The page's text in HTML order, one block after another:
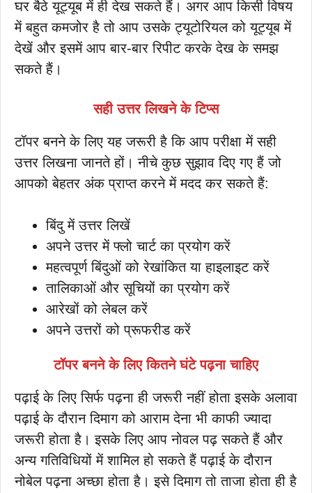
घर बैठे यूट्यूब में ही देख सकते हैं। अगर आप किसी विषय
में बहुत कमजोर है तो आप उसके ट्यूटोरियल को यूट्यूब में
देखें और इसमें आप बार-बार रिपीट करके देख के समझ
सकते हैं।
सही उत्तर लिखने के टिप्स
टॉपर बनने के लिए यह जरूरी है कि आप परीक्षा में सही
उत्तर लिखना जानते हों। नीचे कुछ सुझाव दिए गए हैं जो
आपको बेहतर अंक प्राप्त करने में मदद कर सकते हैं:
बिंदु में उत्तर लिखें
अपने उत्तर में फ्लो चार्ट का प्रयोग करें
महत्वपूर्ण बिंदुओं को रेखांकित या हाइलाइट करें
तालिकाओं और सूचियों का प्रयोग करें
आरेखों को लेबल करें
अपने उत्तरों को प्रूफरीड करें
टॉपर बनने के लिए कितने घंटे पढ़ना चाहिए
पढ़ाई के लिए सिर्फ पढ़ना ही जरूरी नहीं होता इसके अलावा
पढ़ाई के दौरान दिमाग को आराम देना भी काफी ज्यादा
जरूरी होता है। इसके लिए आप नोवल पढ़ सकते हैं और
अन्य गतिविधियों में शामिल हो सकते हैं पढ़ाई के दौरान
नोबेल पढ़ना अच्छा होता है। इसे दिमाग तो ताजा होता ही है